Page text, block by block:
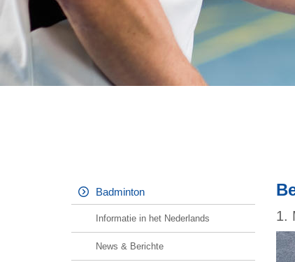
Badminton
Informatie in het Nederlands
News & Berichte
1.